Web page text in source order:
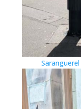
Saranguerel